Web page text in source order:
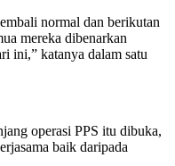
normal dan berikutan
mereka dibenarkan
ini,” katanya dalam satu
operasi PPS itu dibuka,
baik daripada